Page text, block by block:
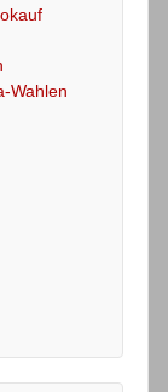
Wahlen